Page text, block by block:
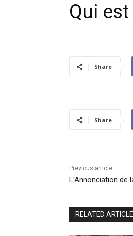
Qui
Share
Share
Previous article
L'Annonciation de
RELATED